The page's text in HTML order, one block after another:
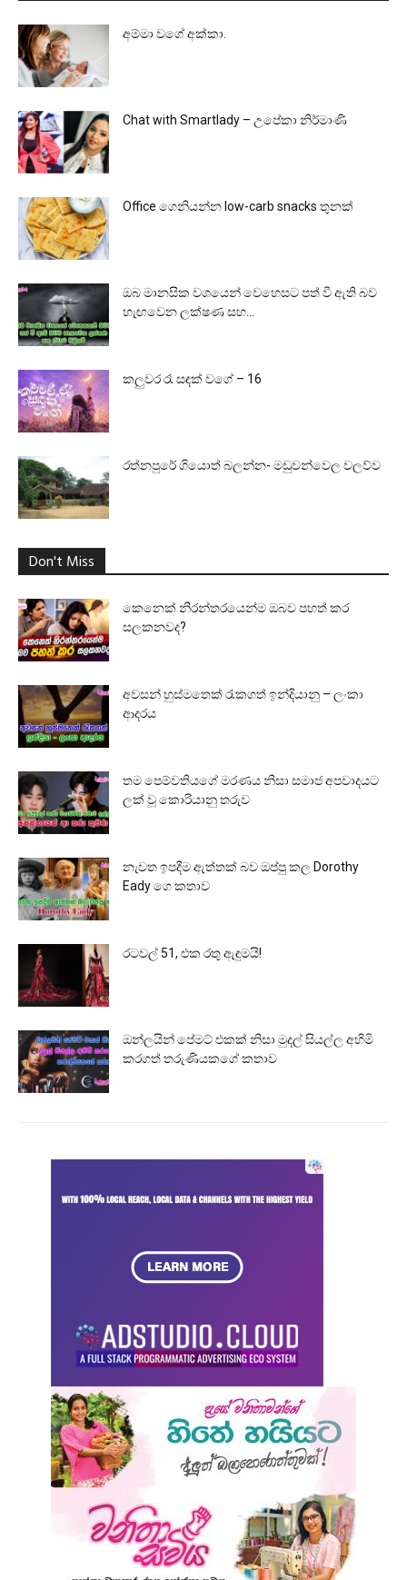
අම්මා වගේ අක්කා.
Chat with Smartlady – උපේකා නිර්මාණි
Office ගෙනියන්න low-carb snacks තුනක්
ඔබ මානසික වශයෙන් වෙහෙසට පත් වී ඇති බව
හැඟවෙන ලක්ෂණ සහ...
කලුවර රෑ සඳක් වගේ – 16
රත්නපුරේ ගියොත් බලන්න- මඩුවන්වෙල වලව්ව
Don't Miss
කෙනෙක් නිරන්තරයෙන්ම ඔබව පහත් කර
සලකනවද?
අවසන් හුස්මතෙක් රැකගත් ඉන්දියානු – ලංකා
ආදරය
තම පෙම්වතියගේ මරණය නිසා සමාජ අපවාදයට
ලක් වූ කොරියානු තරුව
නැවත ඉපදීම ඇත්තක් බව ඔප්පු කල Dorothy
Eady ගෙ කතාව
රටවල් 51, එක රතු ඇඳුමයි!
ඔන්ලයින් පේමට් එකක් නිසා මුදල් සියල්ල අහිමි
කරගත් තරුණියකගේ කතාව